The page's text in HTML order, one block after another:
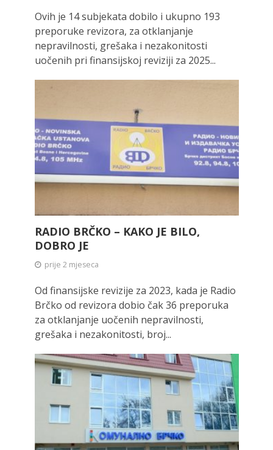
Ovih je 14 subjekata dobilo i ukupno 193
preporuke revizora, za otklanjanje
nepravilnosti, grešaka i nezakonitosti
uočenih pri finansijskoj reviziji za 2025...
RADIO BRČKO – KAKO JE BILO,
DOBRO JE
prije 2 mjeseca
Od finansijske revizije za 2023, kada je Radio
Brčko od revizora dobio čak 36 preporuka
za otklanjanje uočenih nepravilnosti,
grešaka i nezakonitosti, broj...